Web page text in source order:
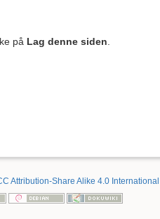
på Lag denne siden.
Attribution-Share Alike 4.0 International